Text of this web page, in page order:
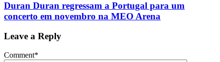
Duran Duran regressam a Portugal para um
concerto em novembro na MEO Arena
Leave a Reply
Comment*